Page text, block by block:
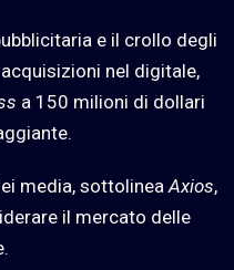
e il crollo degli
nel digitale,
a 150 milioni di dollari
media, sottolinea Axios,
il mercato delle